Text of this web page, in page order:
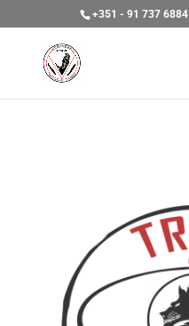
+351 - 91 737 6884